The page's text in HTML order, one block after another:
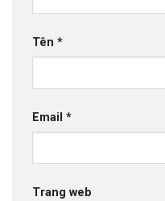
Tên *
Email *
Trang web